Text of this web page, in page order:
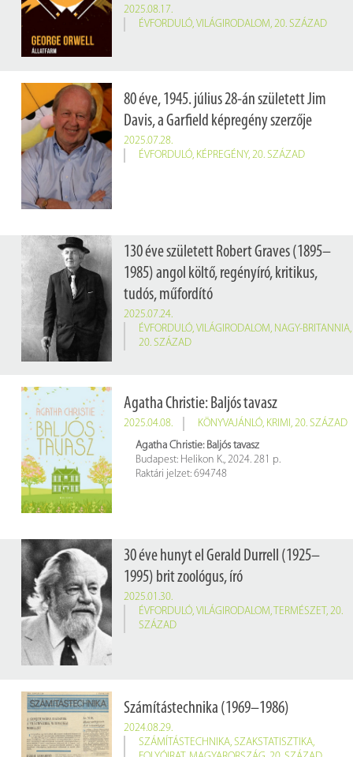
2025.08.17.
ÉVFORDULÓ, VILÁGIRODALOM, 20. SZÁZAD
80 éve, 1945. július 28-án született Jim
Davis, a Garfield képregény szerzője
2025.07.28.
ÉVFORDULÓ, KÉPREGÉNY, 20. SZÁZAD
130 éve született Robert Graves (1895–
1985) angol költő, regényíró, kritikus,
tudós, műfordító
2025.07.24.
ÉVFORDULÓ, VILÁGIRODALOM, NAGY-BRITANNIA,
20. SZÁZAD
Agatha Christie: Baljós tavasz
2025.04.08. KÖNYVAJÁNLÓ, KRIMI, 20. SZÁZAD
Agatha Christie: Baljós ​tavasz
Budapest: Helikon K., 2024. 281 p.
Raktári jelzet: 694748
30 éve hunyt el Gerald Durrell (1925–
1995) brit zoológus, író
2025.01.30.
ÉVFORDULÓ, VILÁGIRODALOM, TERMÉSZET, 20.
SZÁZAD
Számítástechnika (1969–1986)
2024.08.29.
SZÁMÍTÁSTECHNIKA, SZAKSTATISZTIKA,